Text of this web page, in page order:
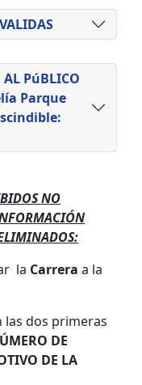
AL PúBLICO
Parque
NO
la Carrera a la
las dos primeras
DE
DE LA